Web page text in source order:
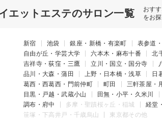
エットエステのサロン一覧
おす
をお
新宿 池袋 銀座・新橋・有楽町 表参道
自由が丘・学芸大学
六本木・麻布十番 北
吉祥寺・荻窪・三鷹
立川・国立・国分寺
品川・大森・蒲田
上野・日本橋・浅草 日
葛西・西葛西・門前仲町
町田 三軒茶屋・
目黒・戸越・武蔵小山
田無・小平・久米川
調布・府中
多摩・聖蹟桜ヶ丘・稲城 経堂
笹塚・下高井戸・千歳烏山
東京都その他